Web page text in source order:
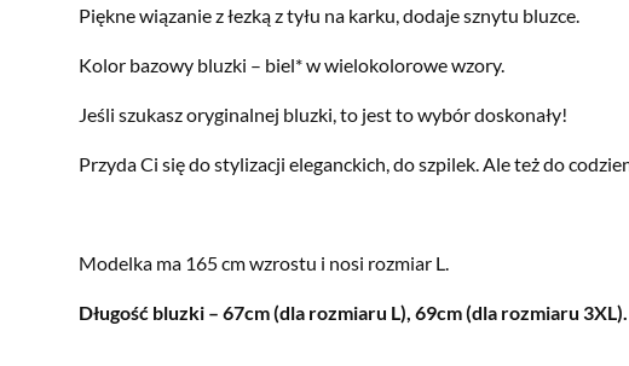
Piękne wiązanie z łezką z tyłu na karku, dodaje sznytu bluzce.
Kolor bazowy bluzki – biel* w wielokolorowe wzory.
Jeśli szukasz oryginalnej bluzki, to jest to wybór doskonały!
Przyda Ci się do stylizacji eleganckich, do szpilek. Ale też do
Modelka ma 165 cm wzrostu i nosi rozmiar L.
Długość bluzki – 67cm (dla rozmiaru L), 69cm (dla rozmiaru 3XL).